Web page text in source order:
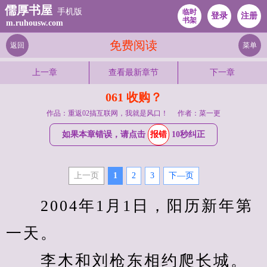
儒厚书屋 手机版
m.ruhousw.com
临时
书架
登录 注册
免费阅读
返回 菜单
上一章 查看最新章节 下一章
061 收购？
作品：重返02搞互联网，我就是风口！ 作者：菜一更
如果本章错误，请点击 报错 10秒纠正
上一页 1 2 3 下—页
2004年1月1日，阳历新年第
一天。
李木和刘枪东相约爬长城。